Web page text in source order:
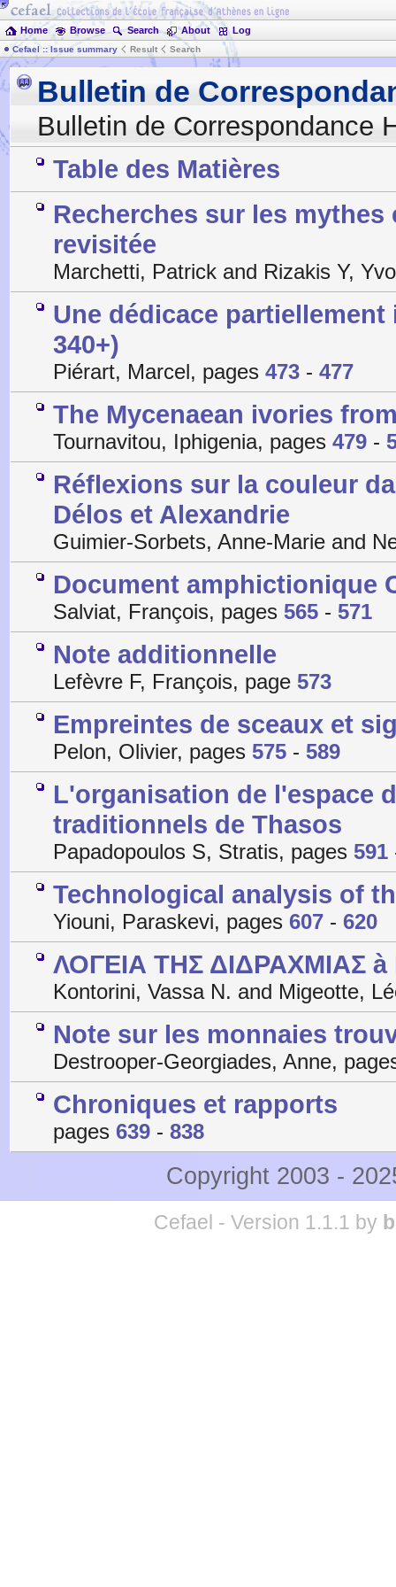
Home Browse Search About Log
Cefael :: Issue summary Result Search
Bulletin de
Bulletin de Correspondance
Table des Matières
Recherches sur les
revisitée
Marchetti, Patrick and Rizakis Y,
Une dédicace
340+)
Piérart, Marcel, pages 473 - 477
The Mycenaean ivories
Tournavitou, Iphigenia, pages 479 -
Réflexions sur la couleur
Délos et Alexandrie
Guimier-Sorbets, Anne-Marie and
Document amphictionique
Salviat, François, pages 565 - 571
Note additionnelle
Lefèvre F, François, page 573
Empreintes de sceaux et
Pelon, Olivier, pages 575 - 589
L'organisation de l'espace
traditionnels de Thasos
Papadopoulos S, Stratis, pages 591
Technological analysis of
Yiouni, Paraskevi, pages 607 - 620
ΛΟΓΕΙΑ ΤΗΣ ΔΙΔΡΑΧΜΙΑΣ à
Kontorini, Vassa N. and Migeotte,
Note sur les monnaies
Destrooper-Georgiades, Anne,
Chroniques et rapports
pages 639 - 838
Copyright 2003 -
Cefael - Version 1.1.1 by